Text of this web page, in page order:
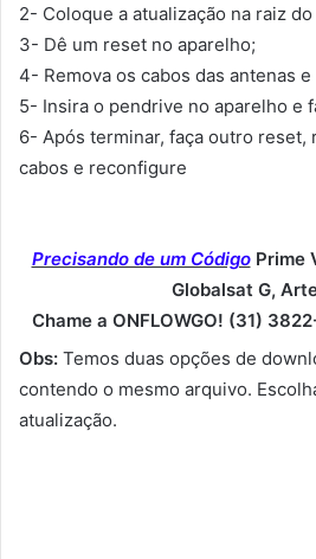
2- Coloque a atualização na raiz
3- Dê um reset no aparelho;
4- Remova os cabos das antenas
5- Insira o pendrive no aparelho e
6- Após terminar, faça outro reset,
cabos e reconfigure
Precisando de um Código Prime
Globalsat G,
Chame a ONFLOWGO! (31)
Obs: Temos duas opções de
contendo o mesmo arquivo.
atualização.